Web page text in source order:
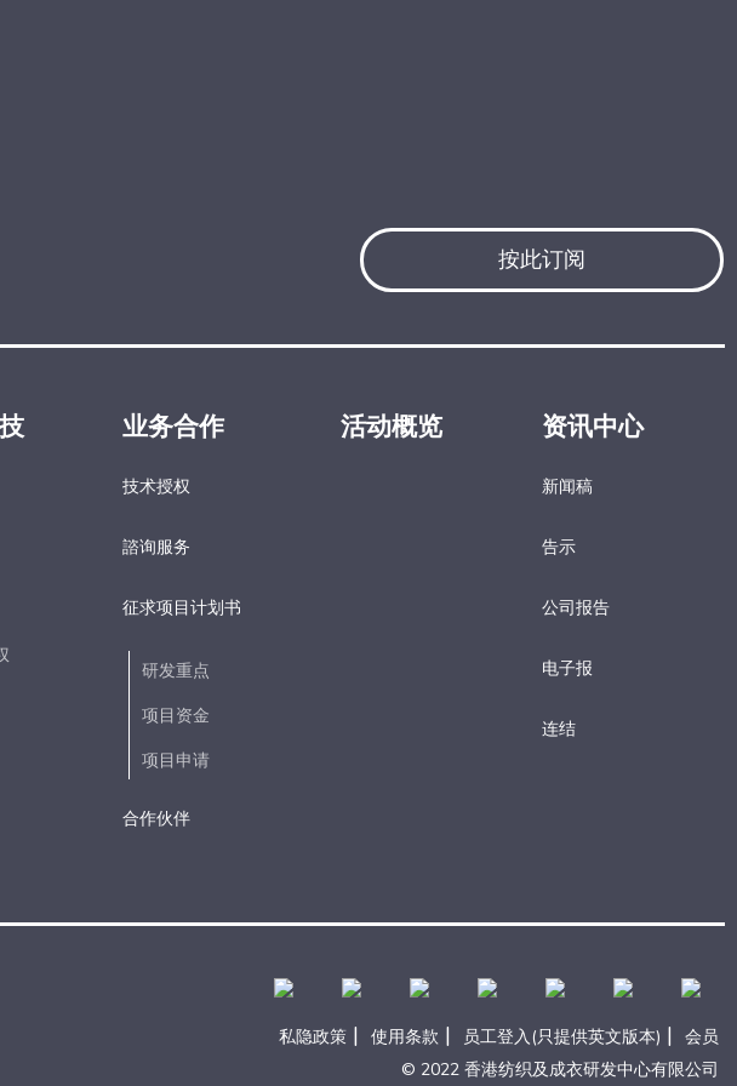
按此订阅
业务合作
技术授权
諮询服务
征求项目计划书
研发重点​
项目资金​
项目申请​
合作伙伴
活动概览 资讯中心
新闻稿
告示
公司报告
电子报​
连结
私隐政策 | 使用条款 | 员工登入(只提供英文版本) | 会员
© 2022 香港纺织及成衣研发中心有限公司